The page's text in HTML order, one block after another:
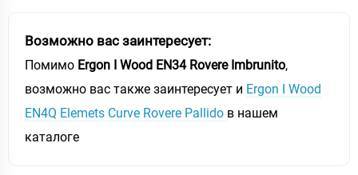
Возможно вас заинтересует:
Помимо Ergon I Wood EN34 Rovere Imbrunito,
возможно вас также заинтересует и Ergon I Wood
EN4Q Elemets Curve Rovere Pallido в нашем
каталоге